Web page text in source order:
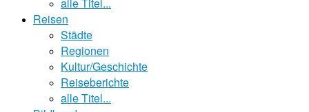
Reisen
Städte
Regionen
Kultur/Geschichte
Reiseberichte
alle Titel...